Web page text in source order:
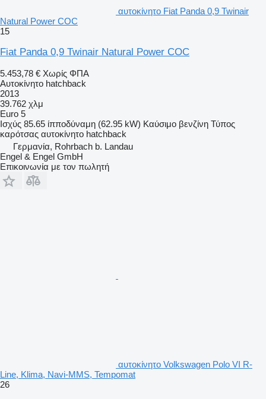
αυτοκίνητο Fiat Panda 0,9 Twinair
Natural Power COC
15
Fiat Panda 0,9 Twinair Natural Power COC
5.453,78 € Χωρίς ΦΠΑ
Αυτοκίνητο hatchback
2013
39.762 χλμ
Euro 5
Ισχύς 85.65 ίπποδύναμη (62.95 kW) Καύσιμο βενζίνη Τύπος
καρότσας αυτοκίνητο hatchback
Γερμανία, Rohrbach b. Landau
Engel & Engel GmbH
Επικοινωνία με τον πωλητή
αυτοκίνητο Volkswagen Polo VI R-
Line, Klima, Navi-MMS, Tempomat
26